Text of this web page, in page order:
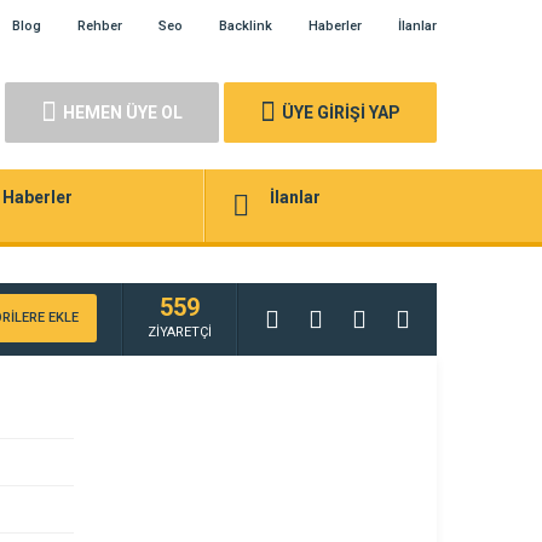
Blog Rehber Seo Backlink Haberler İlanlar
HEMEN ÜYE OL ÜYE GİRİŞİ YAP
Haberler İlanlar
EKLE 559
ZİYARETÇİ